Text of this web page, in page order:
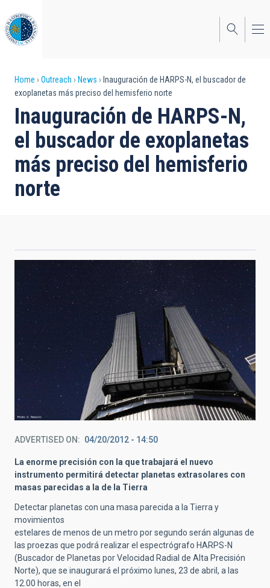
to
main
content
Breadcrumb
Home Outreach News
Inauguración de HARPS-N, el buscador de
exoplanetas más preciso del hemisferio norte
Inauguración de HARPS-N,
el buscador de exoplanetas
más preciso del hemisferio
norte
ADVERTISED ON 04/20/2012 - 14:50
La enorme precisión con la que trabajará el nuevo
instrumento permitirá detectar planetas extrasolares con
masas parecidas a la de la Tierra
Detectar planetas con una masa parecida a la Tierra y
movimientos
estelares de menos de un metro por segundo serán algunas de
las proezas que podrá realizar el espectrógrafo HARPS-N
(Buscador de Planetas por Velocidad Radial de Alta Precisión
Norte), que se inaugurará el próximo lunes, 23 de abril, a las
12.00 horas, en el